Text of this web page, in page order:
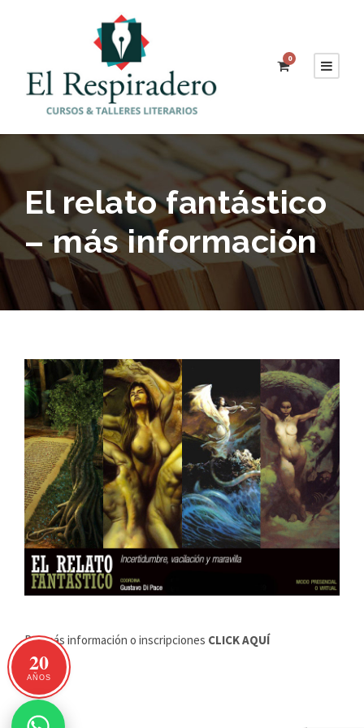
0
El relato fantástico
– más información
Por más información o inscripciones CLICK AQUÍ
20
AÑOS